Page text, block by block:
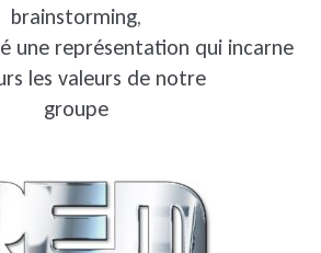
brainstorming,
une représentation qui incarne
les valeurs de notre
groupe